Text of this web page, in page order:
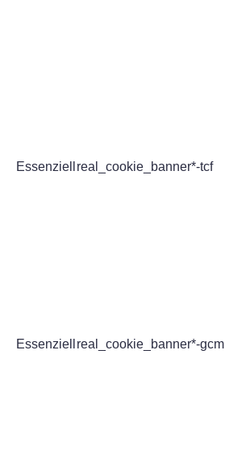
Essenziell real_cookie_banner*-tcf
Essenziell real_cookie_banner*-gcm